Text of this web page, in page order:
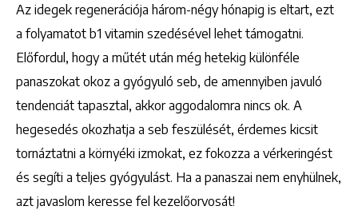
Az idegek regenerációja három-négy hónapig is eltart, ezt
a folyamatot b1 vitamin szedésével lehet támogatni.
Előfordul, hogy a műtét után még hetekig különféle
panaszokat okoz a gyógyuló seb, de amennyiben javuló
tendenciát tapasztal, akkor aggodalomra nincs ok. A
hegesedés okozhatja a seb feszülését, érdemes kicsit
tornáztatni a környéki izmokat, ez fokozza a vérkeringést
és segíti a teljes gyógyulást. Ha a panaszai nem enyhülnek,
azt javaslom keresse fel kezelőorvosát!